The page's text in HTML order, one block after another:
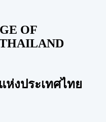
OF
งประเทศไทย